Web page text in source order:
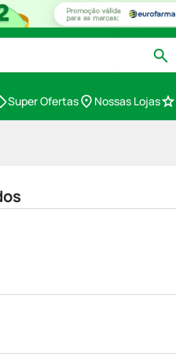
Super Ofertas Nossas Lojas